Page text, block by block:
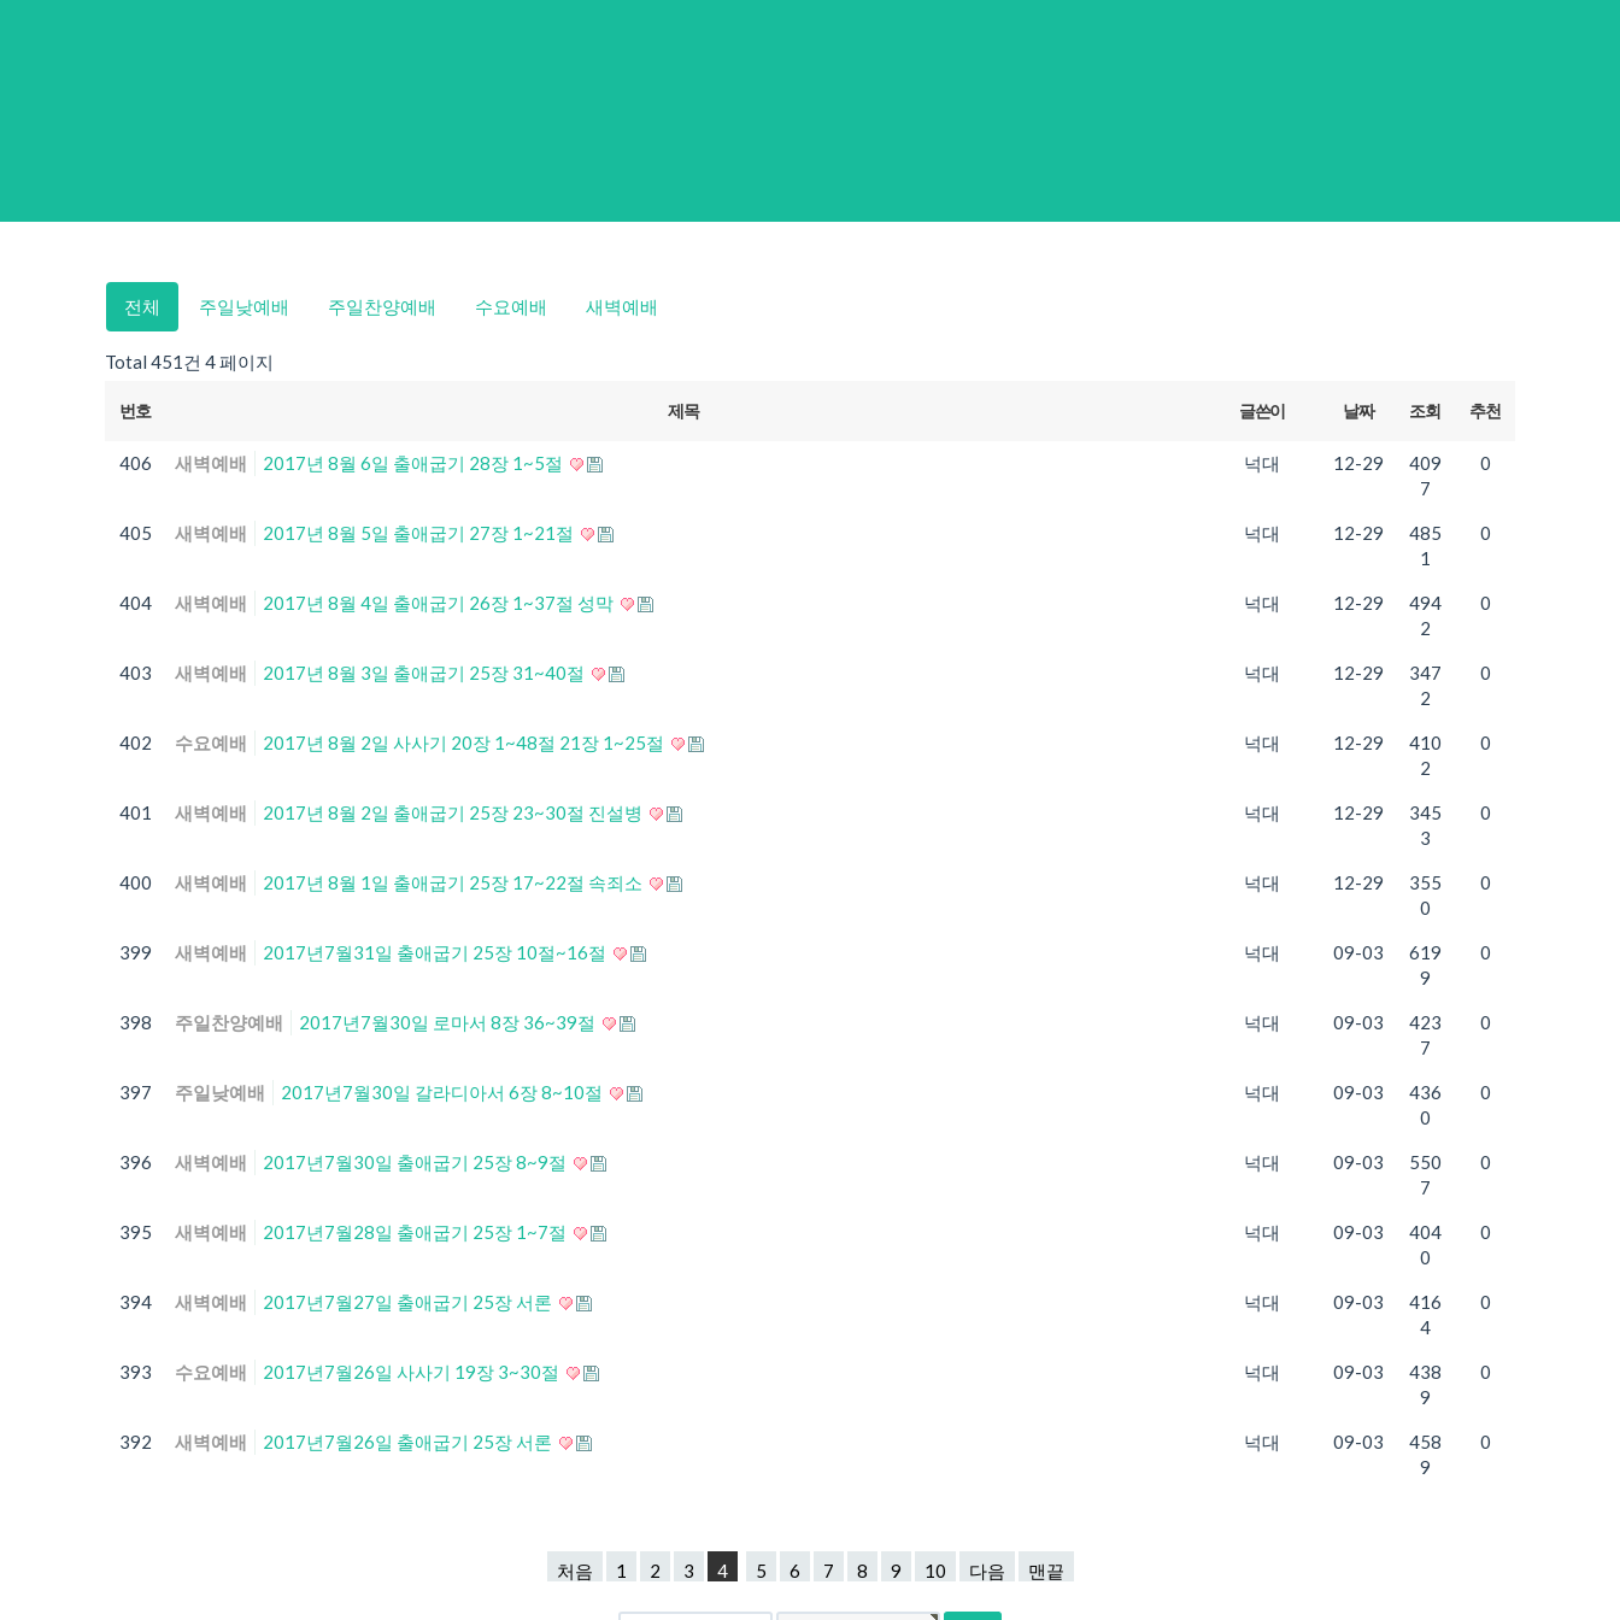
전체 주일낮예배 주일찬양예배 수요예배 새벽예배
Total 451건 4 페이지
번호 제목 글쓴이 날짜 조회 추천
406 새벽예배 2017년 8월 6일 출애굽기 28장 1~5절 넉대 12-29
409
7
0
405 새벽예배 2017년 8월 5일 출애굽기 27장 1~21절 넉대 12-29
485
1
0
404 새벽예배 2017년 8월 4일 출애굽기 26장 1~37절 성막 넉대 12-29
494
2
0
403 새벽예배 2017년 8월 3일 출애굽기 25장 31~40절 넉대 12-29
347
2
0
402 수요예배 2017년 8월 2일 사사기 20장 1~48절 21장 1~25절 넉대 12-29
410
2
0
401 새벽예배 2017년 8월 2일 출애굽기 25장 23~30절 진설병 넉대 12-29
345
3
0
400 새벽예배 2017년 8월 1일 출애굽기 25장 17~22절 속죄소 넉대 12-29
355
0
0
399 새벽예배 2017년7월31일 출애굽기 25장 10절~16절 넉대 09-03
619
9
0
398 주일찬양예배 2017년7월30일 로마서 8장 36~39절 넉대 09-03
423
7
0
397 주일낮예배 2017년7월30일 갈라디아서 6장 8~10절 넉대 09-03
436
0
0
396 새벽예배 2017년7월30일 출애굽기 25장 8~9절 넉대 09-03
550
7
0
395 새벽예배 2017년7월28일 출애굽기 25장 1~7절 넉대 09-03
404
0
0
394 새벽예배 2017년7월27일 출애굽기 25장 서론 넉대 09-03
416
4
0
393 수요예배 2017년7월26일 사사기 19장 3~30절 넉대 09-03
438
9
0
392 새벽예배 2017년7월26일 출애굽기 25장 서론 넉대 09-03
458
9
0
처음 1 2 3 4 5 6 7 8 9 10 다음 맨끝